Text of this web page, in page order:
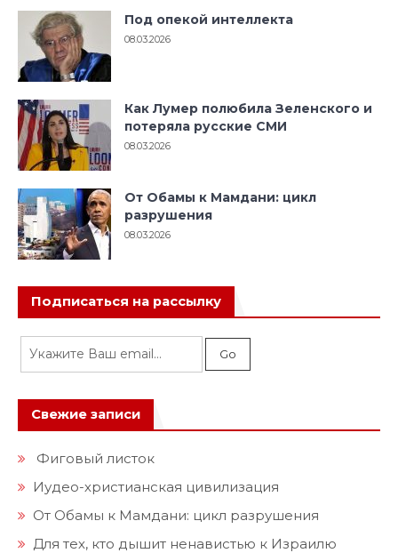
Под опекой интеллекта
08.03.2026
Как Лумер полюбила Зеленского и
потеряла русские СМИ
08.03.2026
От Обамы к Мамдани: цикл
разрушения
08.03.2026
Подписаться на рассылку
Свежие записи
Фиговый листок
Иудео-христианская цивилизация
От Обамы к Мамдани: цикл разрушения
Для тех, кто дышит ненавистью к Израилю